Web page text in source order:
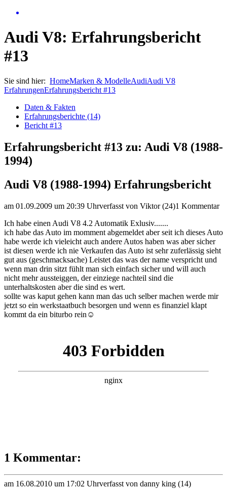
Audi V8: Erfahrungsbericht
#13
Sie sind hier: HomeMarken & ModelleAudiAudi V8
ErfahrungenErfahrungsbericht #13
Daten & Fakten
Erfahrungsberichte (14)
Bericht #13
Erfahrungsbericht #13 zu: Audi V8 (1988-
1994)
Audi V8 (1988-1994) Erfahrungsbericht
am 01.09.2009 um 20:39 Uhrverfasst von Viktor (24)1 Kommentar
Ich habe einen Audi V8 4.2 Automatik Exlusiv.......
ich habe das Auto im momment abgemeldet aber seit ich dieses Auto
habe werde ich vieleicht auch andere Autos haben was aber sicher
ist diesen werde ich nie Verkaufen das Auto ist sehr zuferlässig sieht
gut aus (geschmacksache) Leistet das was der name verspricht und
wenn man drin sitzt fühlt man sich einfach sicher und will auch
nicht mehr aussteiggen, der einziege nachteil sind die
unterhaltskosten aber die sind es wert.
sollte was kaput gehen kann man das uch selber machen werde mir
jetzt so ein werkstaatbuch besorgen und wenn es finanziel klapt
kommt da ein biturbo rein☺
1 Kommentar:
am 16.08.2010 um 17:02 Uhrverfasst von danny king (14)